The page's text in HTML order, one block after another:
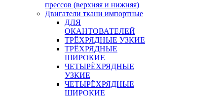
прессов (верхняя и нижняя)
Двигатели ткани импортные
ДЛЯ
ОКАНТОВАТЕЛЕЙ
ТРЁХРЯДНЫЕ УЗКИЕ
ТРЁХРЯДНЫЕ
ШИРОКИЕ
ЧЕТЫРЁХРЯДНЫЕ
УЗКИЕ
ЧЕТЫРЁХРЯДНЫЕ
ШИРОКИЕ